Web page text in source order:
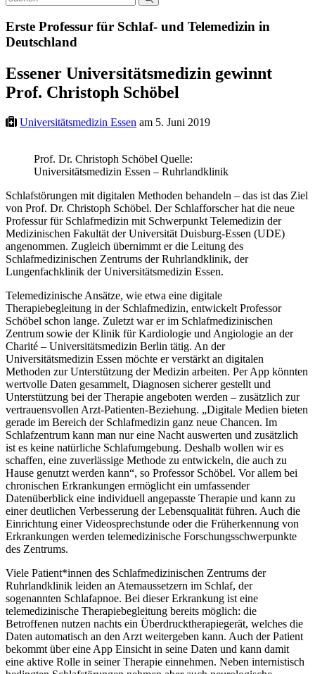
Erste Professur für Schlaf- und Telemedizin in
Deutschland
Essener Universitätsmedizin gewinnt
Prof. Christoph Schöbel
Universitätsmedizin Essen am 5. Juni 2019
Prof. Dr. Christoph Schöbel Quelle:
Universitätsmedizin Essen – Ruhrlandklinik
Schlafstörungen mit digitalen Methoden behandeln – das ist das Ziel
von Prof. Dr. Christoph Schöbel. Der Schlafforscher hat die neue
Professur für Schlafmedizin mit Schwerpunkt Telemedizin der
Medizinischen Fakultät der Universität Duisburg-Essen (UDE)
angenommen. Zugleich übernimmt er die Leitung des
Schlafmedizinischen Zentrums der Ruhrlandklinik, der
Lungenfachklinik der Universitätsmedizin Essen.
Telemedizinische Ansätze, wie etwa eine digitale
Therapiebegleitung in der Schlafmedizin, entwickelt Professor
Schöbel schon lange. Zuletzt war er im Schlafmedizinischen
Zentrum sowie der Klinik für Kardiologie und Angiologie an der
Charité – Universitätsmedizin Berlin tätig. An der
Universitätsmedizin Essen möchte er verstärkt an digitalen
Methoden zur Unterstützung der Medizin arbeiten. Per App könnten
wertvolle Daten gesammelt, Diagnosen sicherer gestellt und
Unterstützung bei der Therapie angeboten werden – zusätzlich zur
vertrauensvollen Arzt-Patienten-Beziehung. „Digitale Medien bieten
gerade im Bereich der Schlafmedizin ganz neue Chancen. Im
Schlafzentrum kann man nur eine Nacht auswerten und zusätzlich
ist es keine natürliche Schlafumgebung. Deshalb wollen wir es
schaffen, eine zuverlässige Methode zu entwickeln, die auch zu
Hause genutzt werden kann“, so Professor Schöbel. Vor allem bei
chronischen Erkrankungen ermöglicht ein umfassender
Datenüberblick eine individuell angepasste Therapie und kann zu
einer deutlichen Verbesserung der Lebensqualität führen. Auch die
Einrichtung einer Videosprechstunde oder die Früherkennung von
Erkrankungen werden telemedizinische Forschungsschwerpunkte
des Zentrums.
Viele Patient*innen des Schlafmedizinischen Zentrums der
Ruhrlandklinik leiden an Atemaussetzern im Schlaf, der
sogenannten Schlafapnoe. Bei dieser Erkrankung ist eine
telemedizinische Therapiebegleitung bereits möglich: die
Betroffenen nutzen nachts ein Überdrucktherapiegerät, welches die
Daten automatisch an den Arzt weitergeben kann. Auch der Patient
bekommt über eine App Einsicht in seine Daten und kann damit
eine aktive Rolle in seiner Therapie einnehmen. Neben internistisch